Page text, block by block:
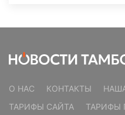
О НАС КОНТАКТЫ
ТАРИФЫ САЙТА
ТАРИФЫ